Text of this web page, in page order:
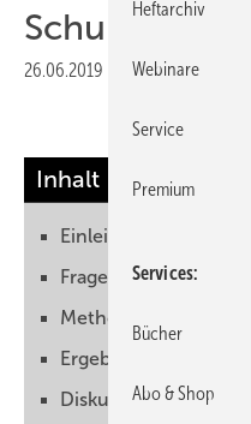
Schuldienst
26.06.2019 Veröffentlicht in
Inhalt
Einleitung
Fragestellung/
Methoden
Ergebnisse
Diskussion und
Heftarchiv
Webinare
Service
Premium
Services
Bücher
Abo & Shop